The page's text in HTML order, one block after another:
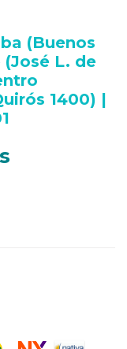
(Buenos
(José L. de
1400) |